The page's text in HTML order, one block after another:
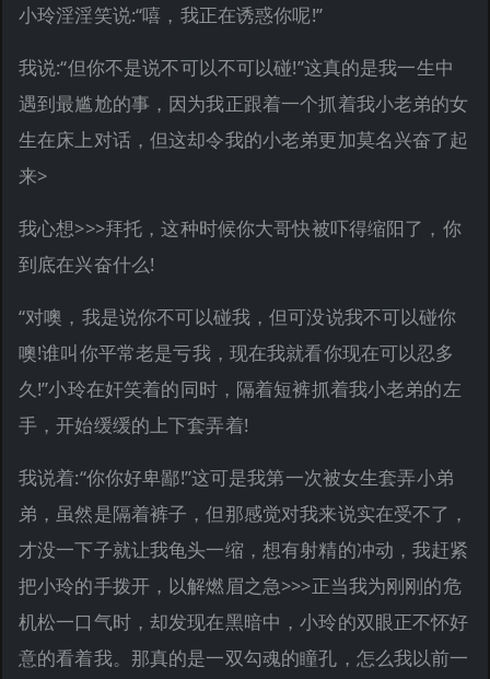
小玲淫淫笑说:“嘻，我正在诱惑你呢!”
我说:“但你不是说不可以不可以碰!”这真的是我一生中
遇到最尴尬的事，因为我正跟着一个抓着我小老弟的女
生在床上对话，但这却令我的小老弟更加莫名兴奋了起
来>
我心想>>>拜托，这种时候你大哥快被吓得缩阳了，你
到底在兴奋什么!
“对噢，我是说你不可以碰我，但可没说我不可以碰你
噢!谁叫你平常老是亏我，现在我就看你现在可以忍多
久!”小玲在奸笑着的同时，隔着短裤抓着我小老弟的左
手，开始缓缓的上下套弄着!
我说着:“你你好卑鄙!”这可是我第一次被女生套弄小弟
弟，虽然是隔着裤子，但那感觉对我来说实在受不了，
才没一下子就让我龟头一缩，想有射精的冲动，我赶紧
把小玲的手拨开，以解燃眉之急>>>正当我为刚刚的危
机松一口气时，却发现在黑暗中，小玲的双眼正不怀好
意的看着我。那真的是一双勾魂的瞳孔，怎么我以前一